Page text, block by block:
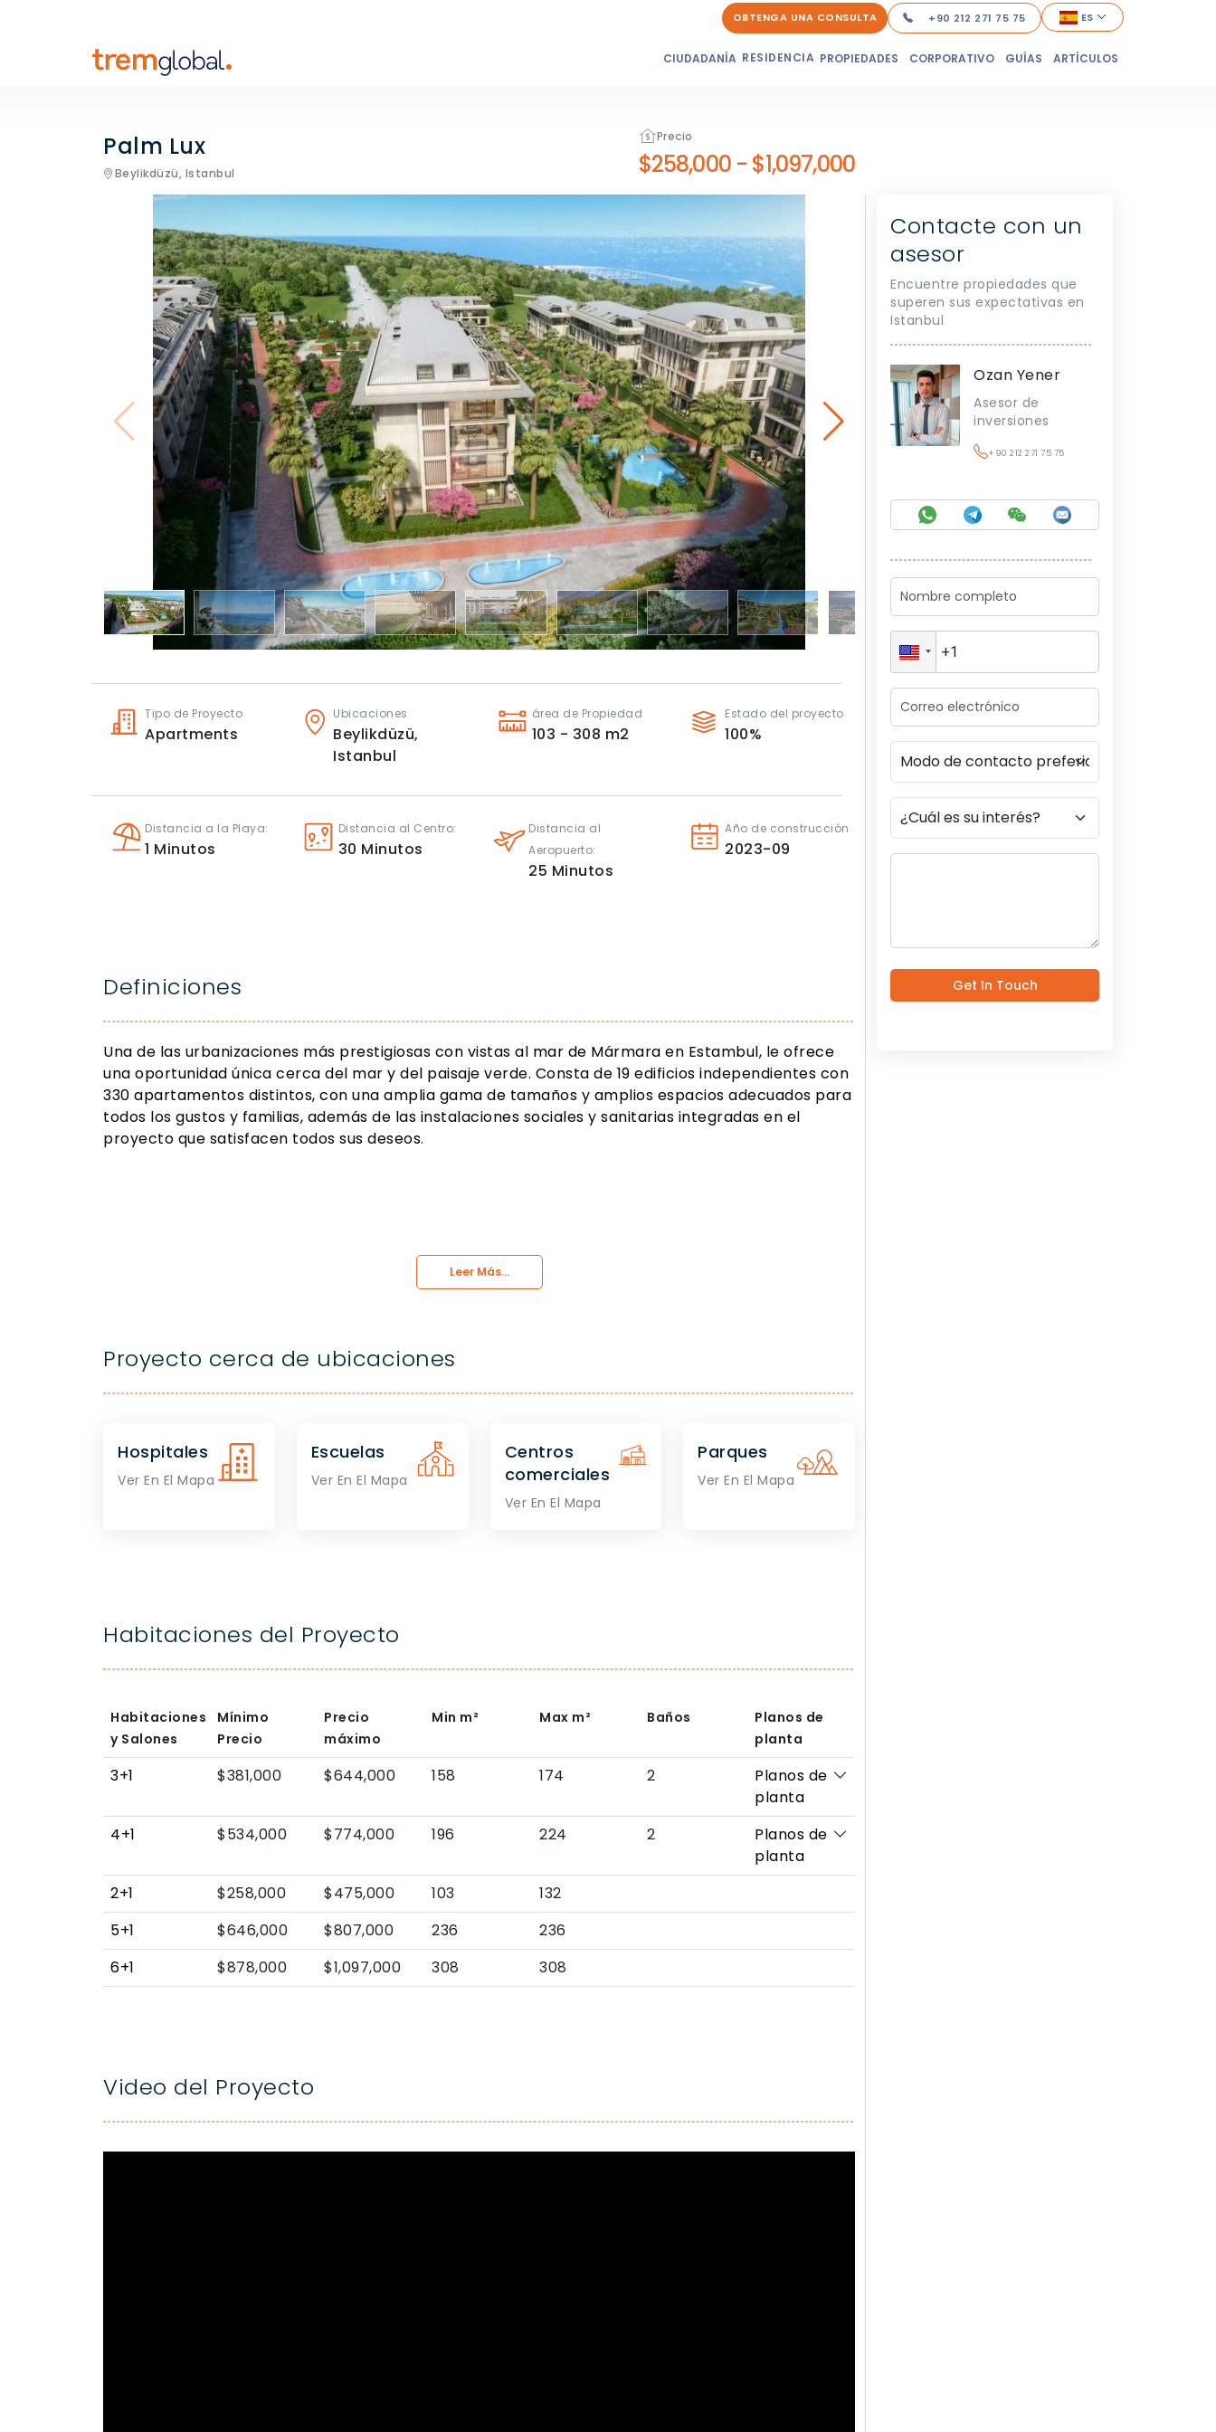
OBTENGA UNA CONSULTA +90 212 271 75 75 ES
CIUDADANÍA RESIDENCIA PROPIEDADES CORPORATIVO GUÍAS ARTÍCULOS
Palm Lux
Beylikdüzü, Istanbul
Precio
$258,000 - $1,097,000
Tipo de Proyecto
Apartments
Ubicaciones
Beylikdüzü,
Istanbul
área de Propiedad
103 - 308 m2
Estado del proyecto
100%
Distancia a la Playa:
1 Minutos
Distancia al Centro:
30 Minutos
Distancia al
Aeropuerto:
25 Minutos
Año de construcción
2023-09
Definiciones
Una de las urbanizaciones más prestigiosas con vistas al mar de Mármara en Estambul, le ofrece
una oportunidad única cerca del mar y del paisaje verde. Consta de 19 edificios independientes con
330 apartamentos distintos, con una amplia gama de tamaños y amplios espacios adecuados para
todos los gustos y familias, además de las instalaciones sociales y sanitarias integradas en el
proyecto que satisfacen todos sus deseos.
Leer Más...
Proyecto cerca de ubicaciones
Hospitales
Ver En El Mapa
Escuelas
Ver En El Mapa
Centros
comerciales
Ver En El Mapa
Parques
Ver En El Mapa
Habitaciones del Proyecto
Habitaciones
y Salones
Mínimo
Precio
Precio
máximo
Min m² Max m² Baños
Planos de
planta
3+1 $381,000 $644,000 158 174 2
Planos de
planta
4+1
$534,000 $774,000 196 224 2
Planos de
planta
2+1
$258,000 $475,000 103
132
5+1
$646,000 $807,000 236
236
6+1
$878,000 $1,097,000 308 308
Video del Proyecto
Contacte con un
asesor
Encuentre propiedades que
superen sus expectativas en
Istanbul
Ozan Yener
Asesor de
inversiones
+90 212 271 75 75
Get In Touch